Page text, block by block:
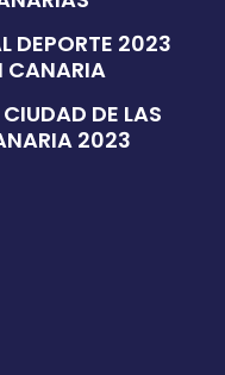
DEPORTE 2023
CANARIA
DE LAS
2023